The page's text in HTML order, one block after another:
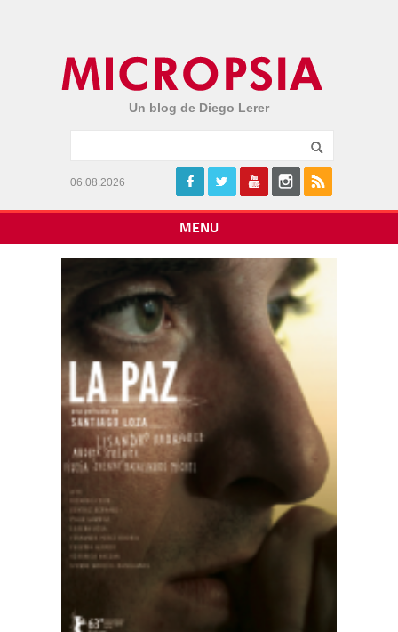
Un blog de Diego Lerer
06.08.2026
MENU